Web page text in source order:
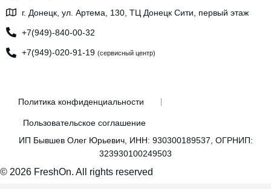
г. Донецк, ул. Артема, 130, ТЦ Донецк Сити, первый этаж
+7(949)-840-00-32
+7(949)-020-91-19(сервисный центр)
Политика конфиденциальности
Пользовательское соглашение
ИП Бывшев Олег Юрьевич, ИНН: 930300189537, ОГРНИП:
323930100249503
© 2026 FreshOn. All rights reserved